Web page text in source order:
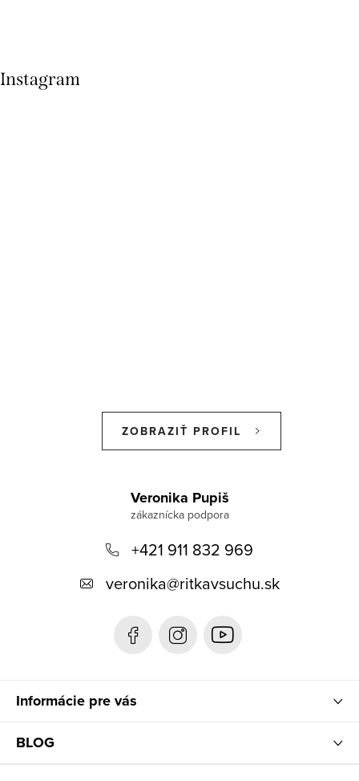
Instagram
ZOBRAZIŤ PROFIL
Veronika Pupiš
+421 911 832 969
veronika@ritkavsuchu.sk
Informácie pre vás
BLOG